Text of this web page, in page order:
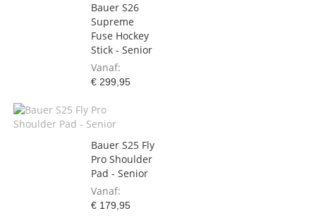
Bauer S26
Supreme
Fuse Hockey
Stick - Senior
Vanaf
€ 299,95
Bauer S25 Fly
Pro Shoulder
Pad - Senior
Vanaf
€ 179,95